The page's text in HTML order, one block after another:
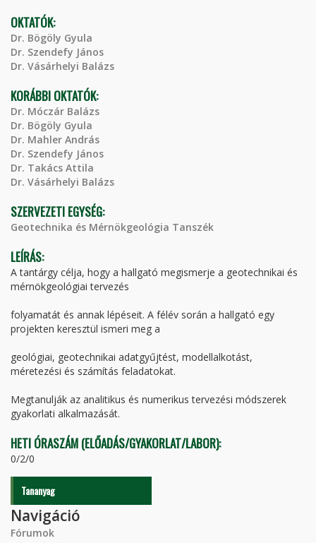
OKTATÓK:
Dr. Bögöly Gyula
Dr. Szendefy János
Dr. Vásárhelyi Balázs
KORÁBBI OKTATÓK:
Dr. Móczár Balázs
Dr. Bögöly Gyula
Dr. Mahler András
Dr. Szendefy János
Dr. Takács Attila
Dr. Vásárhelyi Balázs
SZERVEZETI EGYSÉG:
Geotechnika és Mérnökgeológia Tanszék
LEÍRÁS:
A tantárgy célja, hogy a hallgató megismerje a geotechnikai és
mérnökgeológiai tervezés
folyamatát és annak lépéseit. A félév során a hallgató egy
projekten keresztül ismeri meg a
geológiai, geotechnikai adatgyűjtést, modellalkotást,
méretezési és számítás feladatokat.
Megtanulják az analitikus és numerikus tervezési módszerek
gyakorlati alkalmazását.
HETI ÓRASZÁM (ELŐADÁS/GYAKORLAT/LABOR):
0/2/0
Tananyag
Navigáció
Fórumok